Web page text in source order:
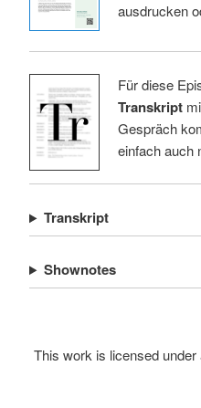
ausdrucken
Für diese
Transkript
Gespräch
einfach auch
Transkript
Shownotes
This work is licensed under